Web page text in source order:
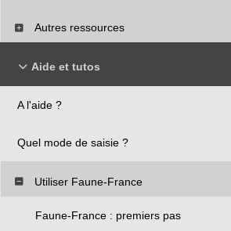
Autres ressources
Aide et tutos
A l'aide ?
Quel mode de saisie ?
Utiliser Faune-France
Faune-France : premiers pas